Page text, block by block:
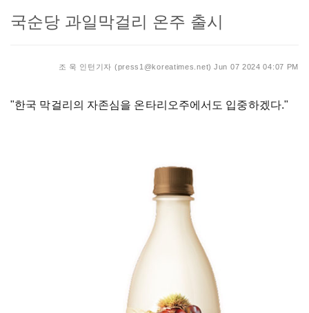
국순당 과일막걸리 온주 출시
조 욱 인턴기자 (press1@koreatimes.net) Jun 07 2024 04:07 PM
"한국 막걸리의 자존심을 온타리오주에서도 입중하겠다."